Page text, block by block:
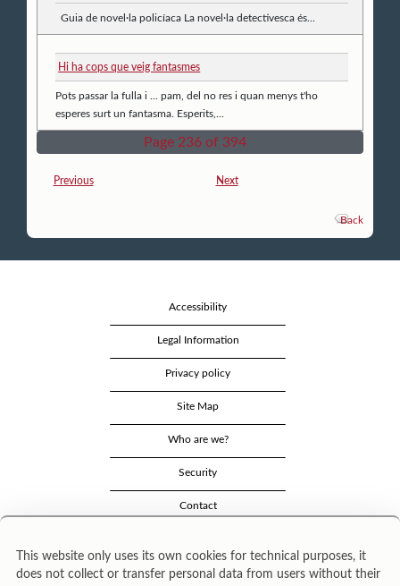
Guia de novel·la policíaca La novel·la detectivesca és...
Hi ha cops que veig fantasmes
Pots passar la fulla i ... pam, del no res i quan menys t'ho
esperes surt un fantasma. Esperits,...
Page 236 of 394
Previous Next
Back
Accessibility
Legal Information
Privacy policy
Site Map
Who are we?
Security
Contact
This website only uses its own cookies for technical purposes, it
does not collect or transfer personal data from users without their